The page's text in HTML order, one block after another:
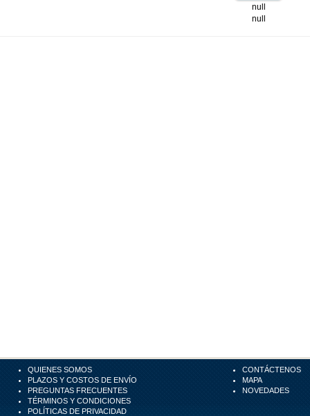
null
null
QUIENES SOMOS
PLAZOS Y COSTOS DE ENVÍO
PREGUNTAS FRECUENTES
TÉRMINOS Y CONDICIONES
POLÍTICAS DE PRIVACIDAD
CONTÁCTENOS
MAPA
NOVEDADES